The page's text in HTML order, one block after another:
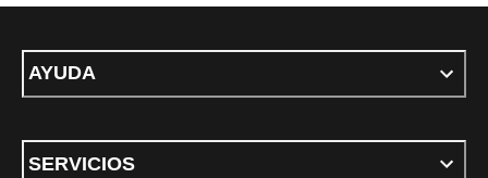
AYUDA
SERVICIOS